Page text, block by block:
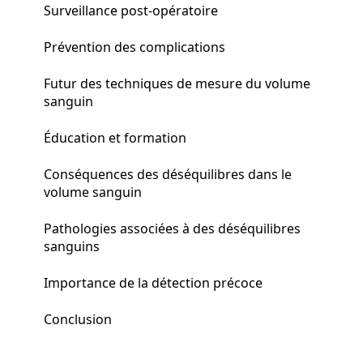
Surveillance post-opératoire
Prévention des complications
Futur des techniques de mesure du volume
sanguin
Éducation et formation
Conséquences des déséquilibres dans le
volume sanguin
Pathologies associées à des déséquilibres
sanguins
Importance de la détection précoce
Conclusion